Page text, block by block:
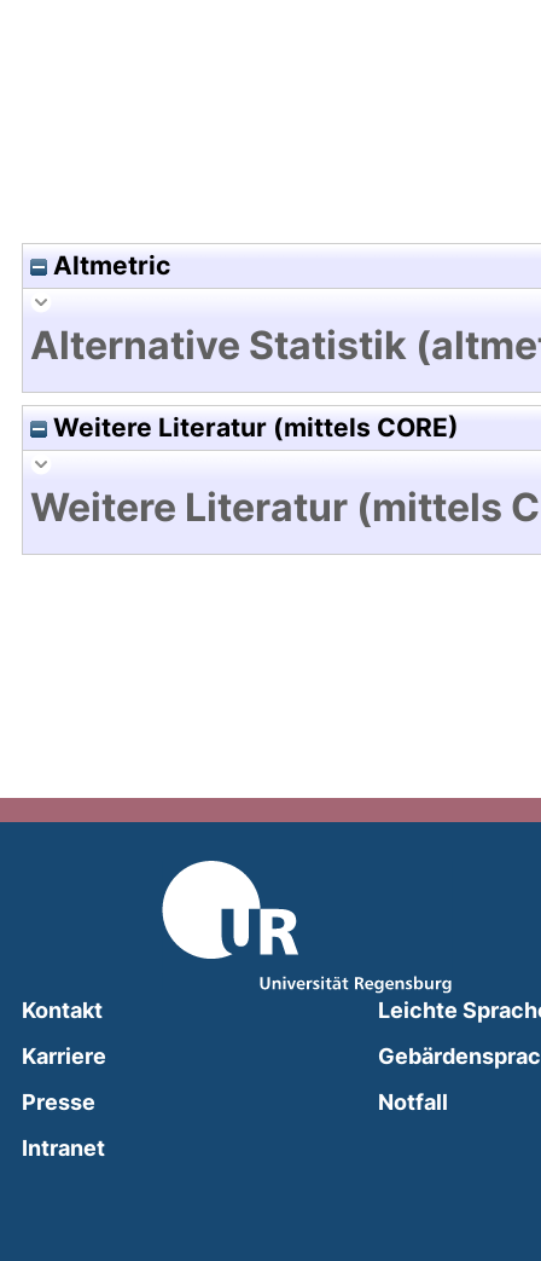
Altmetric
Alternative Statistik
Weitere Literatur (mittels CORE)
Weitere Literatur (mittels
Kontakt
Karriere
Presse
Intranet(external link, opens in a new window)
Leichte
Notfall